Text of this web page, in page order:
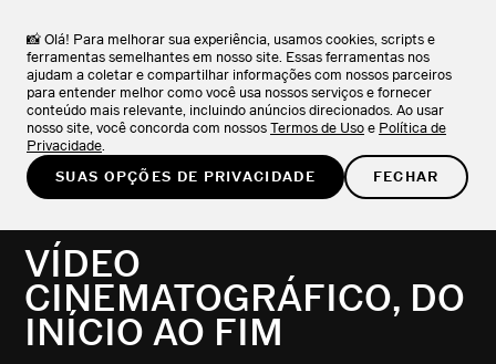
📸 Olá! Para melhorar sua experiência, usamos cookies, scripts e
ferramentas semelhantes em nosso site. Essas ferramentas nos
ajudam a coletar e compartilhar informações com nossos parceiros
para entender melhor como você usa nossos serviços e fornecer
conteúdo mais relevante, incluindo anúncios direcionados. Ao usar
nosso site, você concorda com nossos Termos de Uso e Política de
Privacidade.
SUAS OPÇÕES DE PRIVACIDADE
FECHAR
O sistema que os fotógrafos estavam esperando.
EXPERIMENTE GRÁTIS
VÍDEO
CINEMATOGRÁFICO, DO
INÍCIO AO FIM